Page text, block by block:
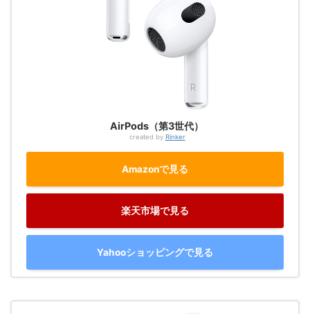
AirPods（第3世代）
created by Rinker
Amazonで見る
楽天市場で見る
Yahooショッピングで見る